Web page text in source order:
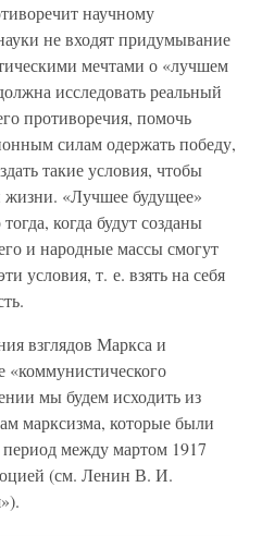
научному
не входят придумывание
мечтами о «лучшем
исследовать реальный
противоречия, помочь
силам одержать победу,
такие условия, чтобы
жизни. «Лучшее будущее»
когда будут созданы
и народные массы смогут
условия, т. е. взять на себя
взглядов Маркса и
«коммунистического
мы будем исходить из
марксизма, которые были
между мартом 1917
(см. Ленин В. И.